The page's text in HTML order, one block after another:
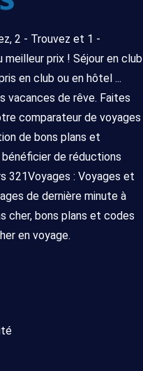
2 - Trouvez et 1 -
prix ! Séjour en club
en club ou en hôtel ...
vacances de rêve. Faites
comparateur de voyages
de bons plans et
de réductions
321Voyages : Voyages et
de dernière minute à
cher, bons plans et codes
en voyage.